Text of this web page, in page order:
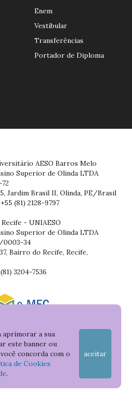
aprimorar a sua
este banner ou
concorda com o
de Cookies
.
aceitar
Enem
Vestibular
Transferências
Portador de Diploma
AESO Barros Melo
Superior de Olinda LTDA
Jardim Brasil II, Olinda, PE/Brasil
(81) 2128-9797
- UNIAESO
Superior de Olinda LTDA
0003-34
Bairro do Recife, Recife,
3204-7536
da Instituição no Sistema do e-MEC